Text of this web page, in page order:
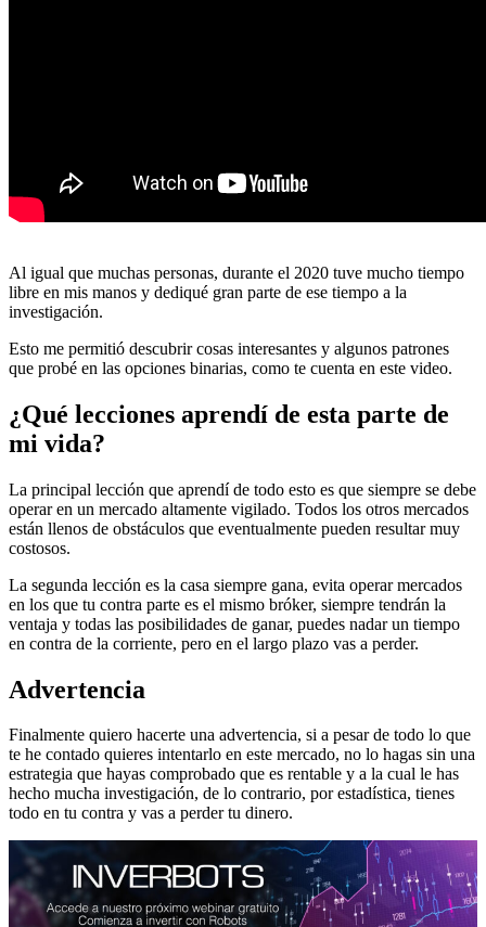
Al igual que muchas personas, durante el 2020 tuve mucho tiempo
libre en mis manos y dediqué gran parte de ese tiempo a la
investigación.
Esto me permitió descubrir cosas interesantes y algunos patrones
que probé en las opciones binarias, como te cuenta en este video.
¿Qué lecciones aprendí de esta parte de
mi vida?
La principal lección que aprendí de todo esto es que siempre se debe
operar en un mercado altamente vigilado. Todos los otros mercados
están llenos de obstáculos que eventualmente pueden resultar muy
costosos.
La segunda lección es la casa siempre gana, evita operar mercados
en los que tu contra parte es el mismo bróker, siempre tendrán la
ventaja y todas las posibilidades de ganar, puedes nadar un tiempo
en contra de la corriente, pero en el largo plazo vas a perder.
Advertencia
Finalmente quiero hacerte una advertencia, si a pesar de todo lo que
te he contado quieres intentarlo en este mercado, no lo hagas sin una
estrategia que hayas comprobado que es rentable y a la cual le has
hecho mucha investigación, de lo contrario, por estadística, tienes
todo en tu contra y vas a perder tu dinero.